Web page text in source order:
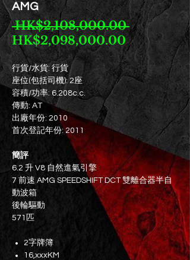
AMG
HK$2,108,000.00 一
般
價
格
HK$2,098,000.00促
銷
價
格
行貨/水貨: 行貨
座位(包括司機): 2座
容積/功率: 6.208c.c.
傳動: AT
出廠年份: 2010
首次登記年份: 2011
簡評
6.2 升 V8 自然進氣引擎
7 前速 AMG SPEEDSHIFT DCT 雙離合器半自
動波箱
後輪驅動
571匹
2字牌簿
16,xxxKM